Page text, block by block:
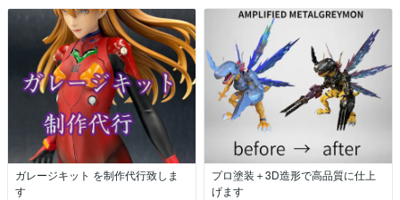
ガレージキット を制作代行致しま
す
プロ塗装＋3D造形で高品質に仕上
げます